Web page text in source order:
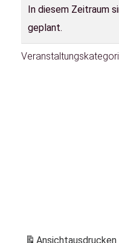
In diesem Zeitraum
geplant.
Ansichtausdrucken